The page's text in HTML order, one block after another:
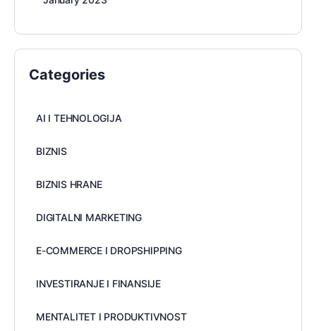
Categories
AI I TEHNOLOGIJA
BIZNIS
BIZNIS HRANE
DIGITALNI MARKETING
E-COMMERCE I DROPSHIPPING
INVESTIRANJE I FINANSIJE
MENTALITET I PRODUKTIVNOST